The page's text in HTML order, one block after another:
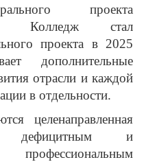
проекта
Колледж стал
проекта в 2025
дополнительные
отрасли и каждой
в отдельности.
целенаправленная
дефицитным и